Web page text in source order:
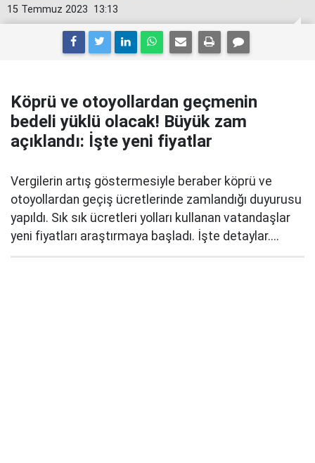
13:13
15 Temmuz 2023
Köprü ve otoyollardan geçmenin
bedeli yüklü olacak! Büyük zam
açıklandı: İşte yeni fiyatlar
Vergilerin artış göstermesiyle beraber köprü ve
otoyollardan geçiş ücretlerinde zamlandığı duyurusu
yapıldı. Sık sık ücretleri yolları kullanan vatandaşlar
yeni fiyatları araştırmaya başladı. İşte detaylar....